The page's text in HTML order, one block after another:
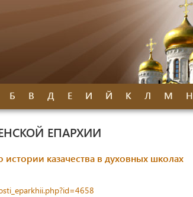
Б В Д Е И Й К Л М Н
ЕПАРХИИ
казачества в духовных школах